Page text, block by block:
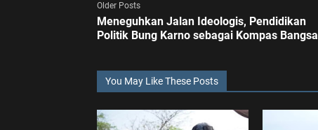
Older Posts
Meneguhkan Jalan Ideologis, Pendidikan
Politik Bung Karno sebagai Kompas Bangsa
You May Like These Posts